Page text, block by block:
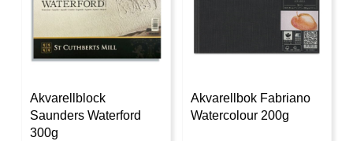
Akvarellblock
Saunders Waterford
300g
Akvarellbok Fabriano
Watercolour 200g